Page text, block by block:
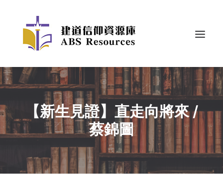
【新生見證】直走向將來 /
蔡錦圖